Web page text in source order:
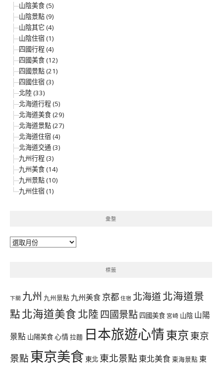
山陰美食 (5)
山陰景點 (9)
山陰其它 (4)
山陰住宿 (1)
四國行程 (4)
四國美食 (12)
四國景點 (21)
四國住宿 (3)
北陸 (33)
北海道行程 (5)
北海道美食 (29)
北海道景點 (27)
北海道住宿 (4)
北海道交通 (3)
九州行程 (3)
九州美食 (14)
九州景點 (10)
九州住宿 (1)
彙整
彙
標籤
下關 九州 九州景點 九州美食 京都 住宿 北海道北海道景
點北海道美食北陸四國景點 四國美食 宮崎 山陰 山陽
景點 山陽美食心情拉麵 日本旅遊心情東京 東京
景點 東京美食東北 東北景點 東北美食東海景點 東